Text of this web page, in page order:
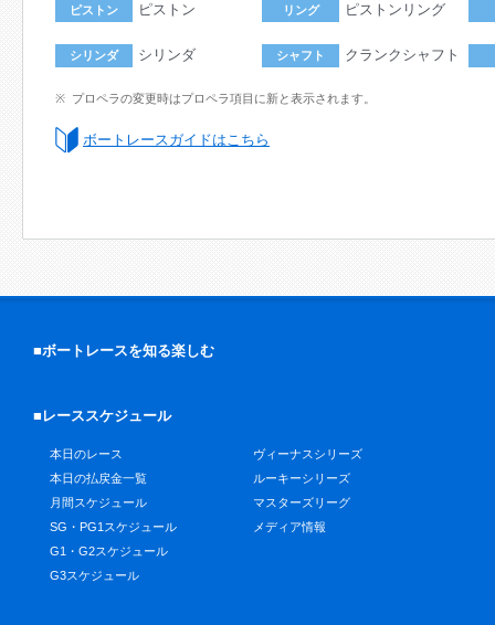
ピストン ピストン リング ピストンリング
シリンダ シリンダ シャフト クランクシャフト
プロペラの変更時はプロペラ項目に新と表示されます。
ボートレースガイドはこちら
■ボートレースを知る楽しむ
■レーススケジュール
本日のレース
本日の払戻金一覧
月間スケジュール
SG・PG1スケジュール
G1・G2スケジュール
G3スケジュール
ヴィーナスシリーズ
ルーキーシリーズ
マスターズリーグ
メディア情報